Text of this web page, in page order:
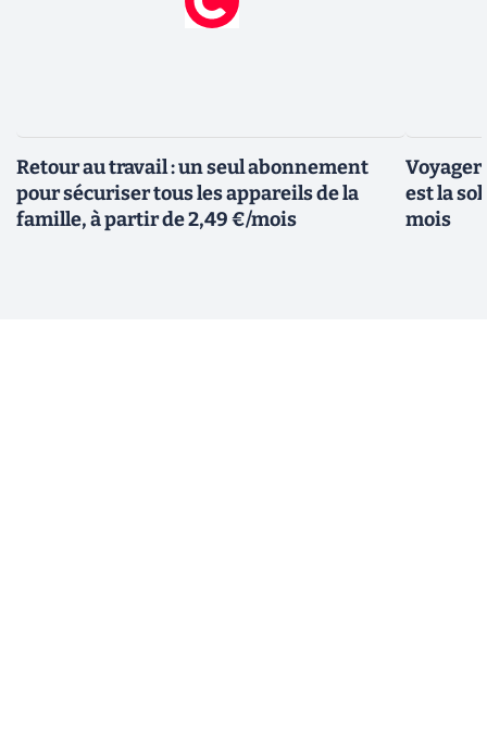
Retour au travail : un seul abonnement
pour sécuriser tous les appareils de la
famille, à partir de 2,49 €/mois
Voyager
est la
mois